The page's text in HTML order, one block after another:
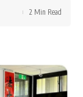
2 Min Read